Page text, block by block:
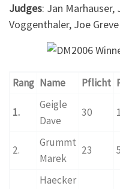
Judges: Jan Marhauser,
Voggenthaler, Joe Greve
Rang Name Pflicht
1.
Geigle
Dave
30
2.
Grummt
Marek
23
Haecker